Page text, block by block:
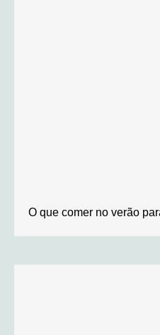
O que comer no verão